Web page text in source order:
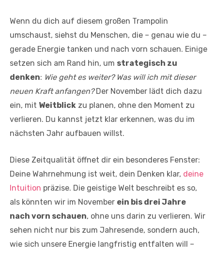
Wenn du dich auf diesem großen Trampolin
umschaust, siehst du Menschen, die – genau wie du –
gerade Energie tanken und nach vorn schauen. Einige
setzen sich am Rand hin, um strategisch zu
denken: Wie geht es weiter? Was will ich mit dieser
neuen Kraft anfangen?Der November lädt dich dazu
ein, mit Weitblick zu planen, ohne den Moment zu
verlieren. Du kannst jetzt klar erkennen, was du im
nächsten Jahr aufbauen willst.
Diese Zeitqualität öffnet dir ein besonderes Fenster:
Deine Wahrnehmung ist weit, dein Denken klar, deine
Intuition präzise. Die geistige Welt beschreibt es so,
als könnten wir im November ein bis drei Jahre
nach vorn schauen, ohne uns darin zu verlieren. Wir
sehen nicht nur bis zum Jahresende, sondern auch,
wie sich unsere Energie langfristig entfalten will –